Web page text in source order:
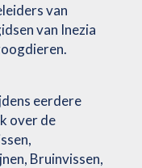
van
van Inezia
eerdere
over de
Bruinvissen,